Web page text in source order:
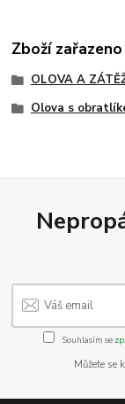
Zboží
OLOVA A
Olova s
Souhlasím se
Můžete se